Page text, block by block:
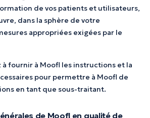
de vos patients et utilisateurs,
dans la sphère de votre
appropriées exigées par le
à fournir à Moofl les instructions et la
pour permettre à Moofl de
en tant que sous-traitant.
de Moofl en qualité de